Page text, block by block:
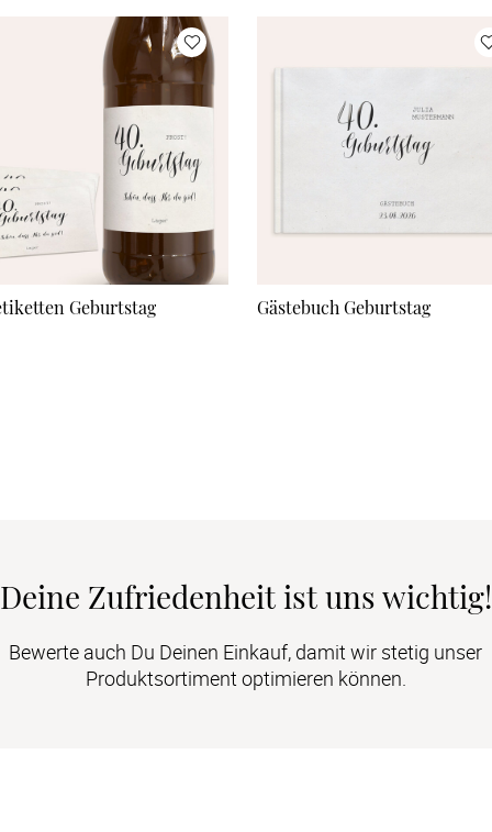
Geburtstag Gästebuch Geburtstag
Deine Zufriedenheit ist uns wichtig!
Bewerte auch Du Deinen Einkauf, damit wir stetig unser
Produktsortiment optimieren können.